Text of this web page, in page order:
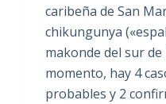
caribeña de San
chikungunya
makonde del sur de
momento, hay 4
probables y 2